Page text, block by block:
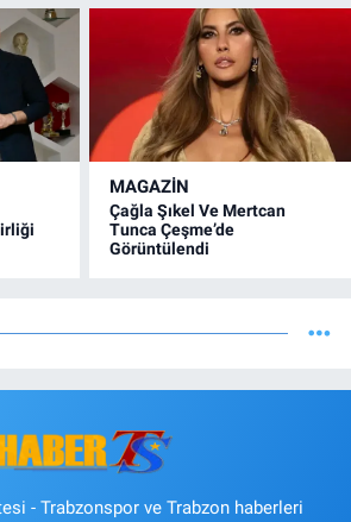
MAGAZİN
Çağla Şıkel Ve Mertcan
Tunca Çeşme’de
Görüntülendi
- Trabzonspor ve Trabzon haberleri